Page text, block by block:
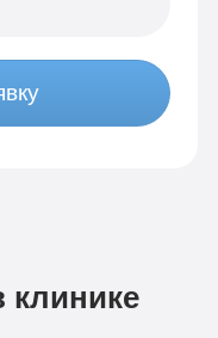
клинике